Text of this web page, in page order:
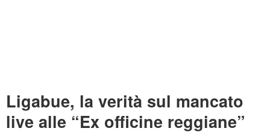
Ligabue, la verità sul mancato
live alle “Ex officine reggiane”